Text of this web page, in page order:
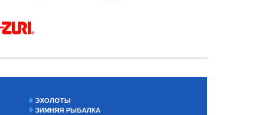
ЭХОЛОТЫ
ЗИМНЯЯ РЫБАЛКА